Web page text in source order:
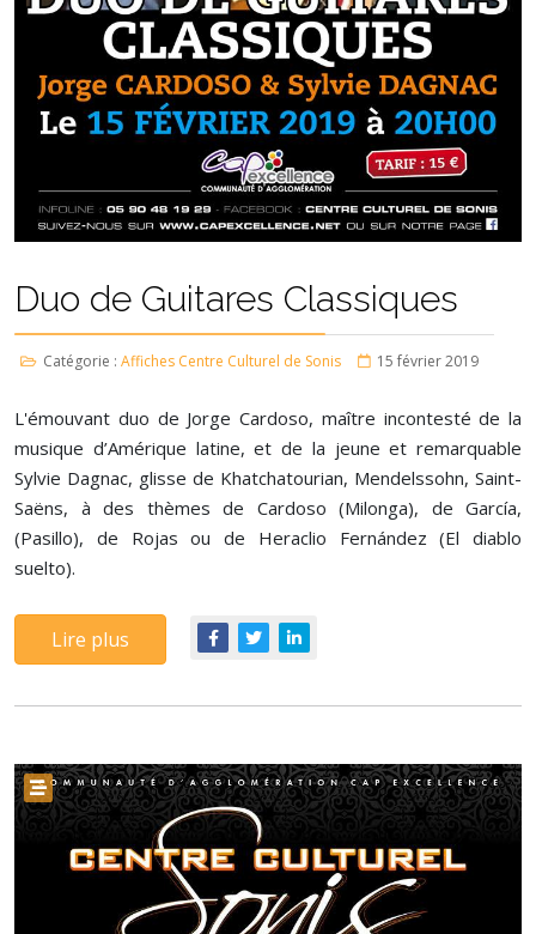
Duo de Guitares Classiques
Catégorie : Affiches Centre Culturel de Sonis 15 février 2019
L'émouvant duo de Jorge Cardoso, maître incontesté de la
musique d’Amérique latine, et de la jeune et remarquable
Sylvie Dagnac, glisse de Khatchatourian, Mendelssohn, Saint-
Saëns, à des thèmes de Cardoso (Milonga), de García,
(Pasillo), de Rojas ou de Heraclio Fernández (El diablo
suelto).
Lire plus